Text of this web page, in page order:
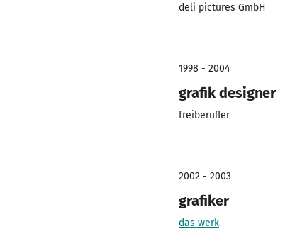
deli pictures GmbH
1998 - 2004
grafik designer
freiberufler
2002 - 2003
grafiker
das werk